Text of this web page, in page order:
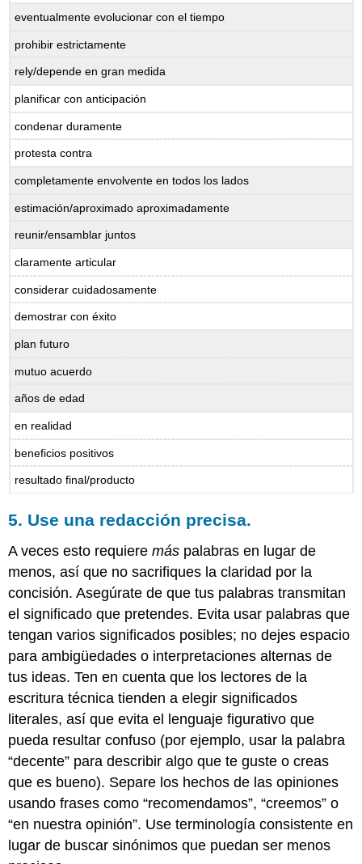
eventualmente evolucionarcon el tiempo
prohibirestrictamente
rely/depende engran medida
planificarcon anticipación
condenarduramente
protestacontra
completamente envolventeen todos los lados
estimación/aproximadoaproximadamente
reunir/ensamblar juntos
claramente articular
considerarcuidadosamente
demostrarcon éxito
planfuturo
mutuo acuerdo
añosde edad
en realidad
beneficios positivos
resultadofinal/producto
5. Use una redacción precisa.
A veces esto requieremás palabras en lugar de
menos, así que no sacrifiques la claridad por la
concisión. Asegúrate de que tus palabras transmitan
el significado que pretendes. Evita usar palabras que
tengan varios significados posibles; no dejes espacio
para ambigüedades o interpretaciones alternas de
tus ideas. Ten en cuenta que los lectores de la
escritura técnica tienden a elegir significados
literales, así que evita el lenguaje figurativo que
pueda resultar confuso (por ejemplo, usar la palabra
“decente” para describir algo que te guste o creas
que es bueno). Separe los hechos de las opiniones
usando frases como “recomendamos”, “creemos” o
“en nuestra opinión”. Use terminología consistente en
lugar de buscar sinónimos que puedan ser menos